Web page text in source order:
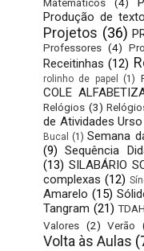
Produção de
Projetos (36)
Professores (4)
Receitinhas (12)
rolinho de papel
(1)
COLE
Relógios (3)
de Atividades
Bucal
(1) Semana
(9) Sequência
(13) SILABÁRIO
complexas (12)
Amarelo (15)
Tangram (21) TDAH
Valores (2) Verão
Volta às Aulas